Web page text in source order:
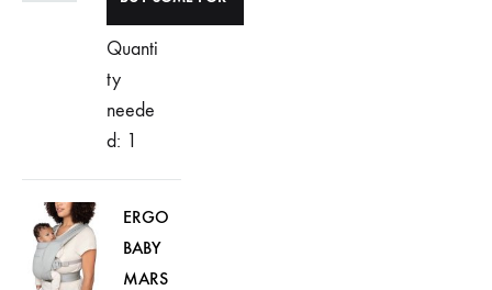
Quanti
ty
neede
d: 1
ERGO
BABY
MARS